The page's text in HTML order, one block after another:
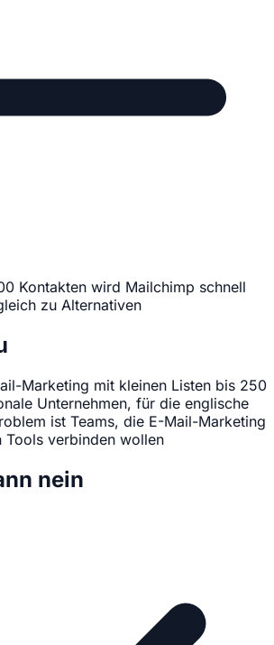
Kontakten wird Mailchimp schnell
zu Alternativen
Marketing mit kleinen Listen bis 250
Unternehmen, für die englische
ist Teams, die E-Mail-Marketing
Tools verbinden wollen
nein